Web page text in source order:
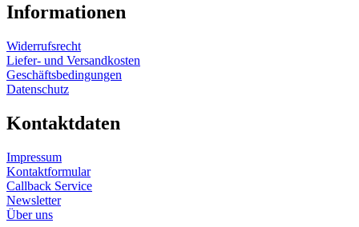
Informationen
Widerrufsrecht
Liefer- und Versandkosten
Geschäftsbedingungen
Datenschutz
Kontaktdaten
Impressum
Kontaktformular
Callback Service
Newsletter
Über uns